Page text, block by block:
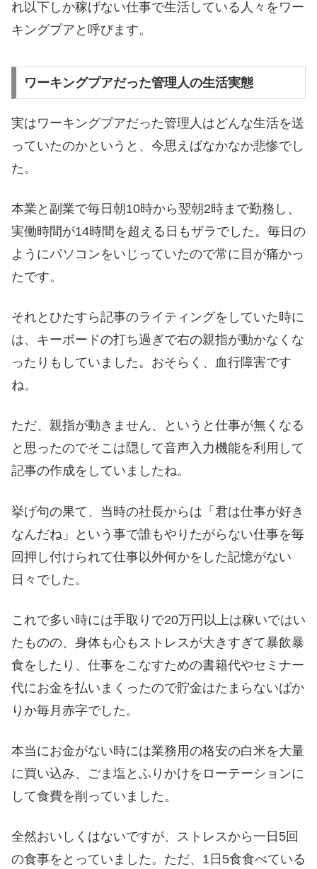
れ以下しか稼げない仕事で生活している人々をワー
キングプアと呼びます。
ワーキングプアだった管理人の生活実態
実はワーキングプアだった管理人はどんな生活を送
っていたのかというと、今思えばなかなか悲惨でし
た。
本業と副業で毎日朝10時から翌朝2時まで勤務し、
実働時間が14時間を超える日もザラでした。毎日の
ようにパソコンをいじっていたので常に目が痛かっ
たです。
それとひたすら記事のライティングをしていた時に
は、キーボードの打ち過ぎで右の親指が動かなくな
ったりもしていました。おそらく、血行障害です
ね。
ただ、親指が動きません、というと仕事が無くなる
と思ったのでそこは隠して音声入力機能を利用して
記事の作成をしていましたね。
挙げ句の果て、当時の社長からは「君は仕事が好き
なんだね」という事で誰もやりたがらない仕事を毎
回押し付けられて仕事以外何かをした記憶がない
日々でした。
これで多い時には手取りで20万円以上は稼いではい
たものの、身体も心もストレスが大きすぎて暴飲暴
食をしたり、仕事をこなすための書籍代やセミナー
代にお金を払いまくったので貯金はたまらないばか
りか毎月赤字でした。
本当にお金がない時には業務用の格安の白米を大量
に買い込み、ごま塩とふりかけをローテーションに
して食費を削っていました。
全然おいしくはないですが、ストレスから一日5回
の食事をとっていました。ただ、1日5食食べている